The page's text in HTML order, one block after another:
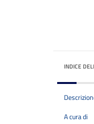
INDICE
A cura di